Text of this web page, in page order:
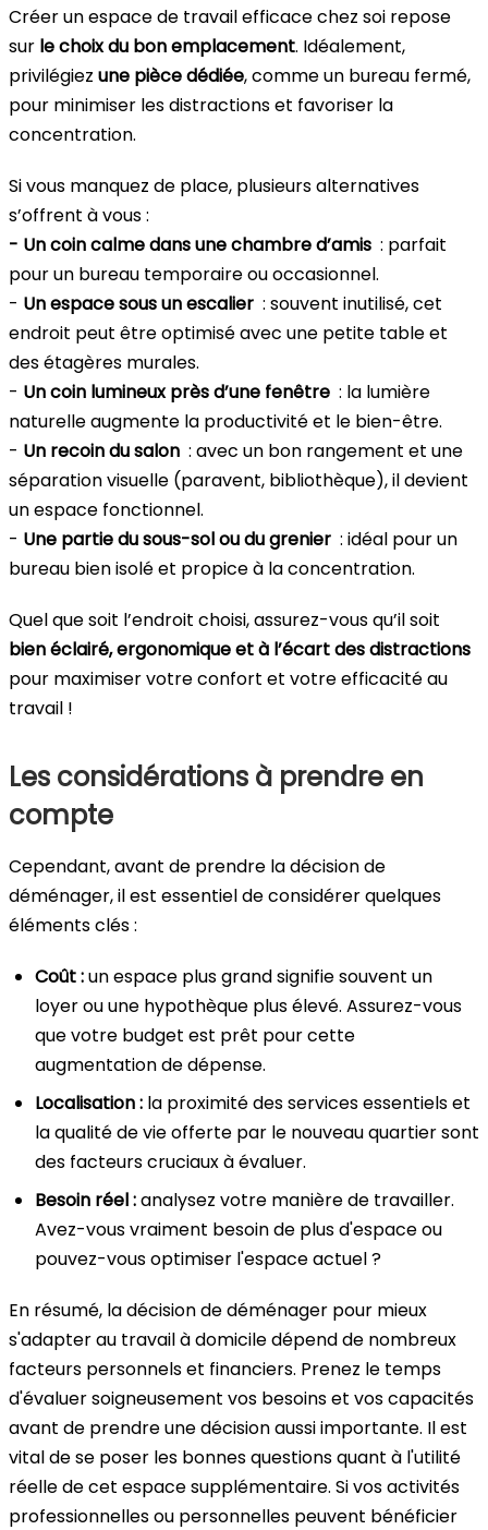
Créer un espace de travail efficace chez soi repose
sur le choix du bon emplacement. Idéalement,
privilégiez une pièce dédiée, comme un bureau fermé,
pour minimiser les distractions et favoriser la
concentration.
Si vous manquez de place, plusieurs alternatives
s’offrent à vous :
- Un coin calme dans une chambre d’amis : parfait
pour un bureau temporaire ou occasionnel.
- Un espace sous un escalier : souvent inutilisé, cet
endroit peut être optimisé avec une petite table et
des étagères murales.
- Un coin lumineux près d’une fenêtre : la lumière
naturelle augmente la productivité et le bien-être.
- Un recoin du salon : avec un bon rangement et une
séparation visuelle (paravent, bibliothèque), il devient
un espace fonctionnel.
- Une partie du sous-sol ou du grenier : idéal pour un
bureau bien isolé et propice à la concentration.
Quel que soit l’endroit choisi, assurez-vous qu’il soit
bien éclairé, ergonomique et à l’écart des distractions
pour maximiser votre confort et votre efficacité au
travail !
Les considérations à prendre en
compte
Cependant, avant de prendre la décision de
déménager, il est essentiel de considérer quelques
éléments clés :
Coût :un espace plus grand signifie souvent un
loyer ou une hypothèque plus élevé. Assurez-vous
que votre budget est prêt pour cette
augmentation de dépense.
Localisation : la proximité des services essentiels et
la qualité de vie offerte par le nouveau quartier sont
des facteurs cruciaux à évaluer.
Besoin réel :analysez votre manière de travailler.
Avez-vous vraiment besoin de plus d'espace ou
pouvez-vous optimiser l'espace actuel ?
En résumé, la décision de déménager pour mieux
s'adapter au travail à domicile dépend de nombreux
facteurs personnels et financiers. Prenez le temps
d'évaluer soigneusement vos besoins et vos capacités
avant de prendre une décision aussi importante. Il est
vital de se poser les bonnes questions quant à l'utilité
réelle de cet espace supplémentaire. Si vos activités
professionnelles ou personnelles peuvent bénéficier